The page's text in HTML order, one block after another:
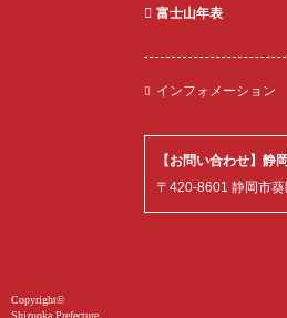
Copyright©
Shizuoka Prefecture.
富士山年表
インフォメーション
【お問い合わせ】静
〒420-8601 静岡市